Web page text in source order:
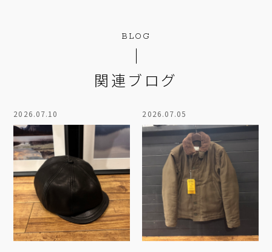
BLOG
関連ブログ
2026.07.10 2026.07.05